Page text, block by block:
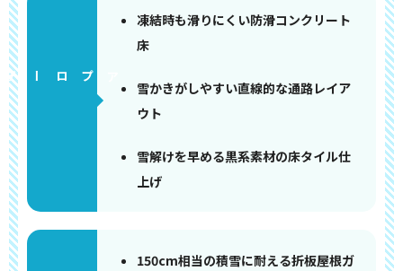
アプローチ
凍結時も滑りにくい防滑コンクリート
床
雪かきがしやすい直線的な通路レイア
ウト
雪解けを早める黒系素材の床タイル仕
上げ
150cm相当の積雪に耐える折板屋根ガ